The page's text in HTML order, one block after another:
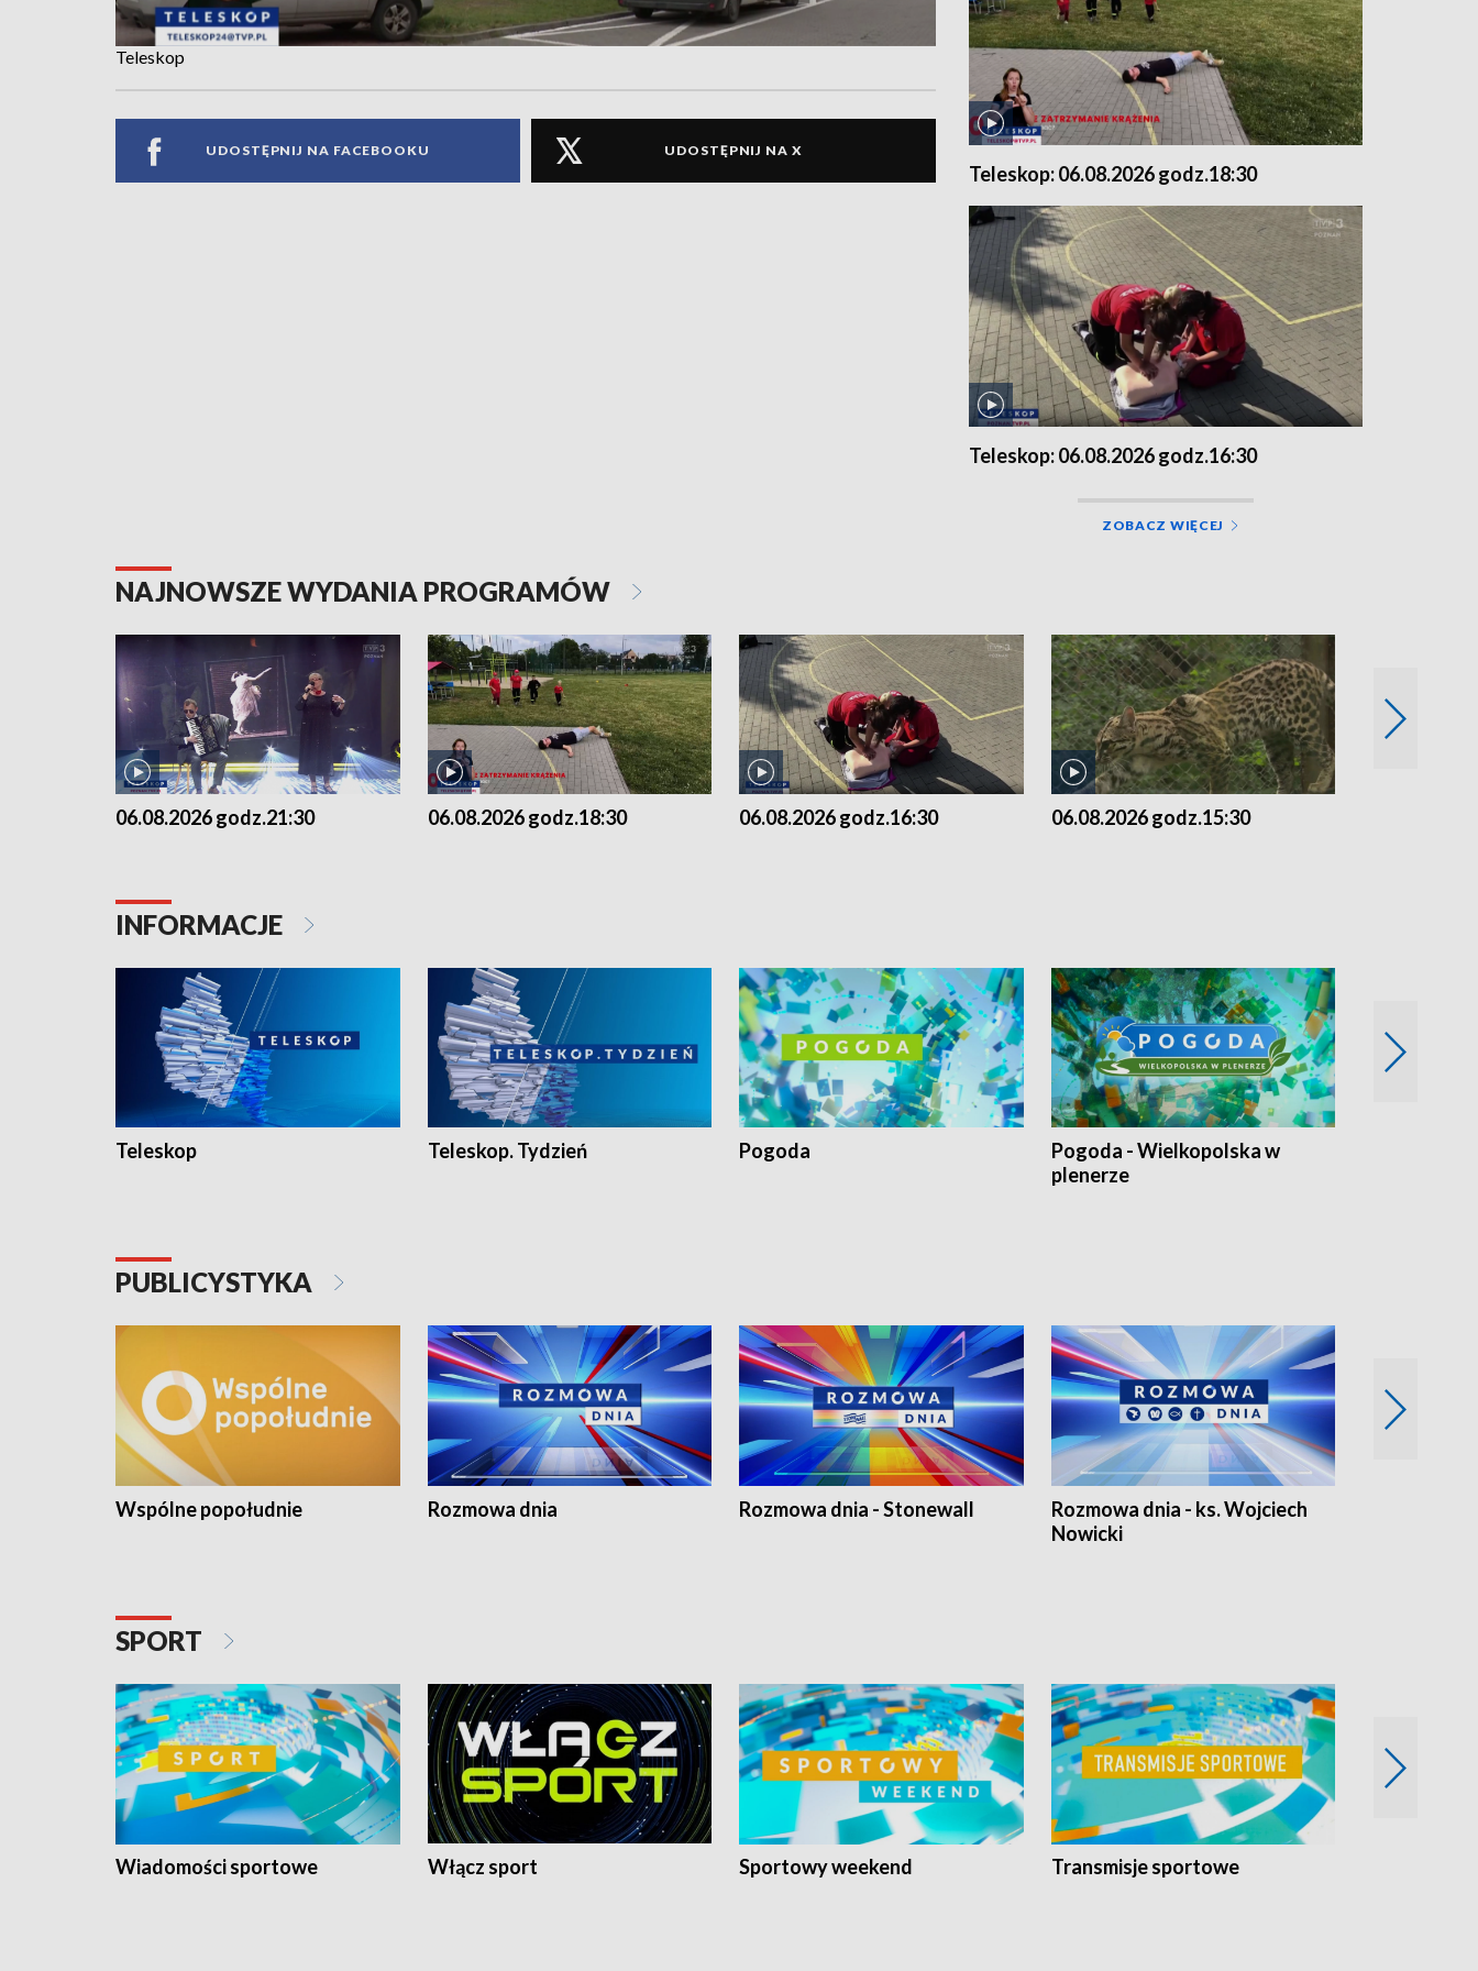
Teleskop
UDOSTĘPNIJ NA FACEBOOKU UDOSTĘPNIJ NA X
Teleskop: 06.08.2026 godz.18:30
Teleskop: 06.08.2026 godz.16:30
ZOBACZ WIĘCEJ
NAJNOWSZE WYDANIA PROGRAMÓW
06.08.2026 godz.21:30 06.08.2026 godz.18:30 06.08.2026 godz.16:30 06.08.2026 godz.15:30
INFORMACJE
Teleskop Teleskop. Tydzień Pogoda
Pogoda - Wielkopolska w
plenerze
PUBLICYSTYKA
Wspólne popołudnie Rozmowa dnia Rozmowa dnia - Stonewall
Rozmowa dnia - ks. Wojciech
Nowicki
SPORT
Wiadomości sportowe Włącz sport Sportowy weekend Transmisje sportowe